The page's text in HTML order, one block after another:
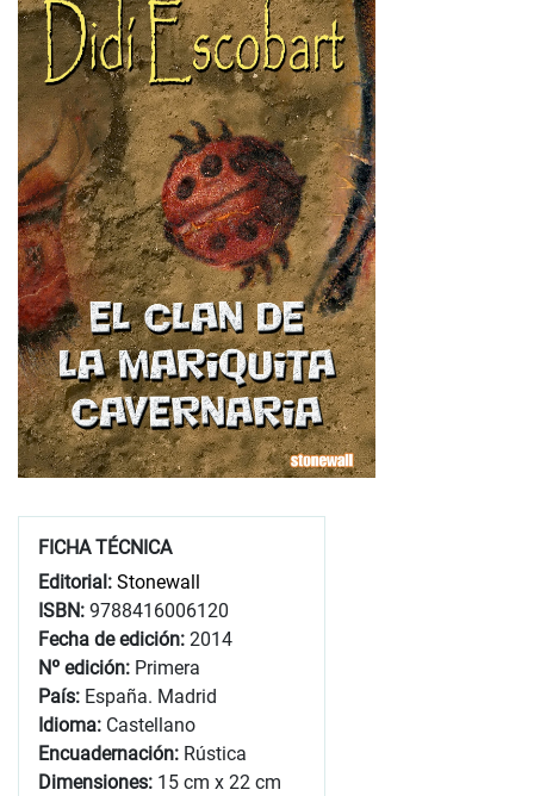
FICHA TÉCNICA
Editorial: Stonewall
ISBN: 9788416006120
Fecha de edición: 2014
Nº edición: Primera
País: España. Madrid
Idioma: Castellano
Encuadernación: Rústica
Dimensiones: 15 cm x 22 cm